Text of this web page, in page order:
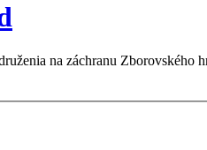
na záchranu Zborovského